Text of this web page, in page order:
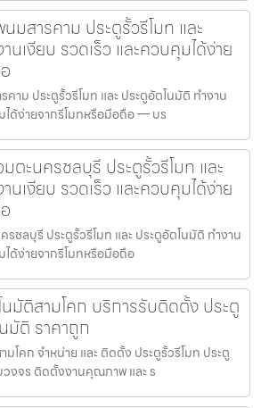
มสารคาม ประตูรั้วรีโมท และ
นเงียบ รวดเร็ว และควบคุมได้ง่าย
คาม ประตูรั้วรีโมท และ ประตูอัตโนมัติ ทำงาน
ได้ง่ายจากรีโมทหรือมือถือ — บร
ตะนครชลบุรี ประตูรั้วรีโมท และ
นเงียบ รวดเร็ว และควบคุมได้ง่าย
รชลบุรี ประตูรั้วรีโมท และ ประตูอัตโนมัติ ทำงาน
ได้ง่ายจากรีโมทหรือมือถือ
มัติสามโคก บริการรับติดตั้ง ประตู
มัติ ราคาถูก
โคก จำหน่าย และ ติดตั้ง ประตูรั้วรีโมท ประตู
งจร ติดตั้งงานคุณภาพ และ ร